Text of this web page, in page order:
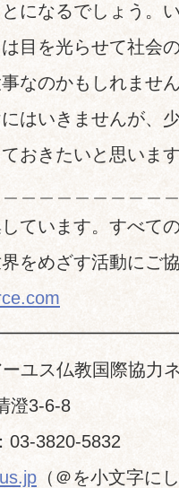
になるでしょう。
目を光らせて社会
なのかもしれませ
はいきませんが、
おきたいと思いま
ています。すべて
をめざす活動にご
ユス仏教国際協力
澄3-6-8
03-3820-5832
（＠を小文字に